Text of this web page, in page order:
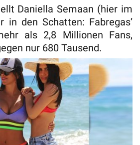
Daniella Semaan (hier im
in den Schatten: Fabregas’
als 2,8 Millionen Fans,
nur 680 Tausend.